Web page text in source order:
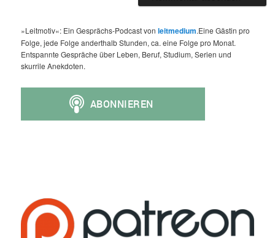
»Leitmotiv«: Ein Gesprächs-Podcast vonleitmedium.Eine Gästin pro
Folge, jede Folge anderthalb Stunden, ca. eine Folge pro Monat.
Entspannte Gespräche über Leben, Beruf, Studium, Serien und
skurrile Anekdoten.